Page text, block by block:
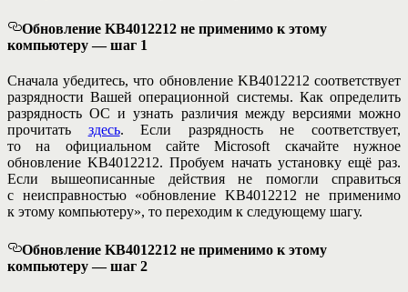
Обновление KB4012212 не применимо к этому
компьютеру — шаг 1
Сначала убедитесь, что обновление KB4012212 соответствует
разрядности Вашей операционной системы. Как определить
разрядность ОС и узнать различия между версиями можно
прочитать здесь. Если разрядность не соответствует,
то на официальном сайте Microsoft скачайте нужное
обновление KB4012212. Пробуем начать установку ещё раз.
Если вышеописанные действия не помогли справиться
с неисправностью «обновление KB4012212 не применимо
к этому компьютеру», то переходим к следующему шагу.
Обновление KB4012212 не применимо к этому
компьютеру — шаг 2